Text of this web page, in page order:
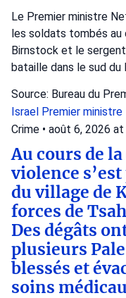
Le Premier ministre
les soldats tombés au
Birnstock et le
bataille dans le sud du
Source: Bureau du
Israel Premier ministre
Crime • août 6, 2026
Au cours de
violence
du village de
forces de
Des dégâts
plusieurs
blessés et
soins